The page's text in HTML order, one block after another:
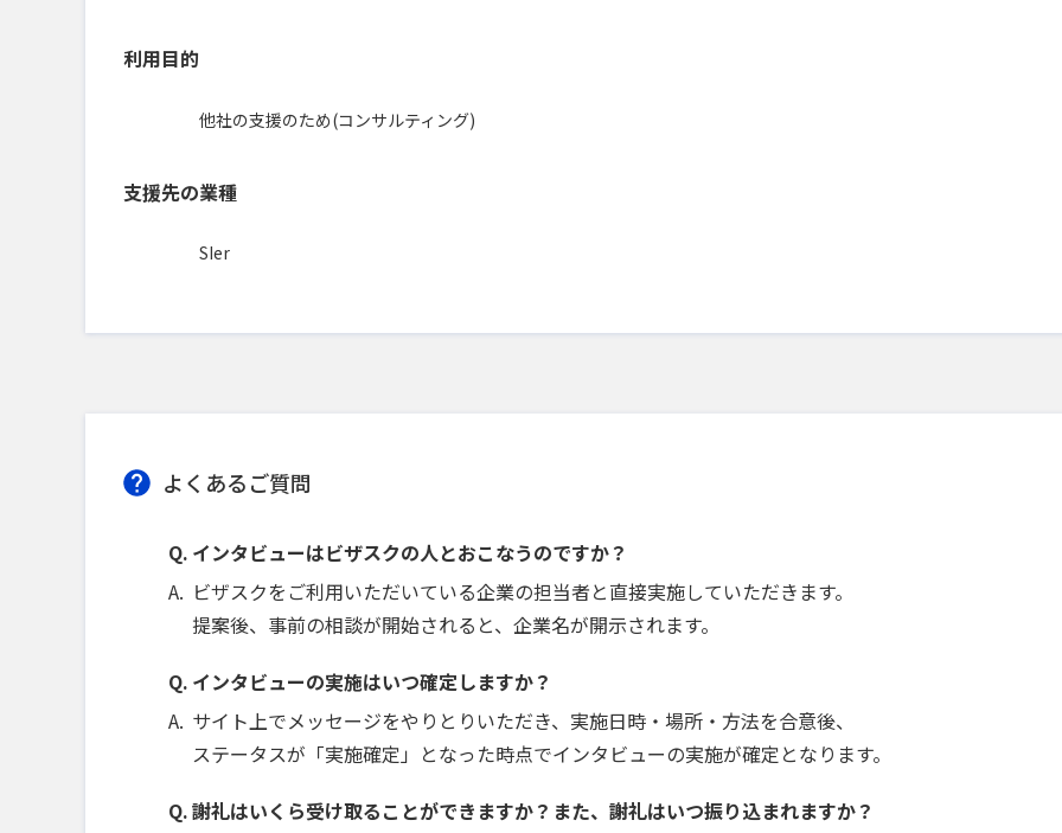
利用目的
他社の支援のため(コンサルティング)
支援先の業種
SIer
よくあるご質問
インタビューはビザスクの人とおこなうのですか？
ビザスクをご利用いただいている企業の担当者と直接実施していただきます。
提案後、事前の相談が開始されると、企業名が開示されます。
インタビューの実施はいつ確定しますか？
サイト上でメッセージをやりとりいただき、実施日時・場所・方法を合意後、
ステータスが「実施確定」となった時点でインタビューの実施が確定となります。
謝礼はいくら受け取ることができますか？また、謝礼はいつ振り込まれますか？